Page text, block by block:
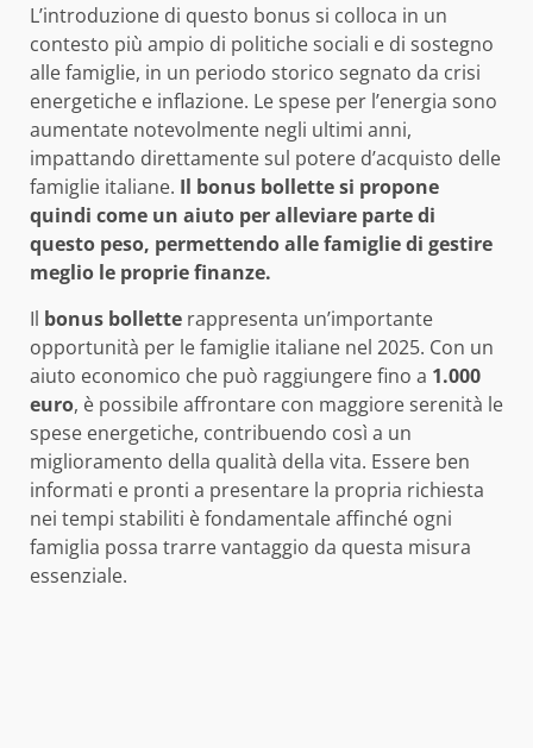
L’introduzione di questo bonus si colloca in un
contesto più ampio di politiche sociali e di sostegno
alle famiglie, in un periodo storico segnato da crisi
energetiche e inflazione. Le spese per l’energia sono
aumentate notevolmente negli ultimi anni,
impattando direttamente sul potere d’acquisto delle
famiglie italiane. Il bonus bollette si propone
quindi come un aiuto per alleviare parte di
questo peso, permettendo alle famiglie di gestire
meglio le proprie finanze.
Il bonus bollette rappresenta un’importante
opportunità per le famiglie italiane nel 2025. Con un
aiuto economico che può raggiungere fino a 1.000
euro, è possibile affrontare con maggiore serenità le
spese energetiche, contribuendo così a un
miglioramento della qualità della vita. Essere ben
informati e pronti a presentare la propria richiesta
nei tempi stabiliti è fondamentale affinché ogni
famiglia possa trarre vantaggio da questa misura
essenziale.